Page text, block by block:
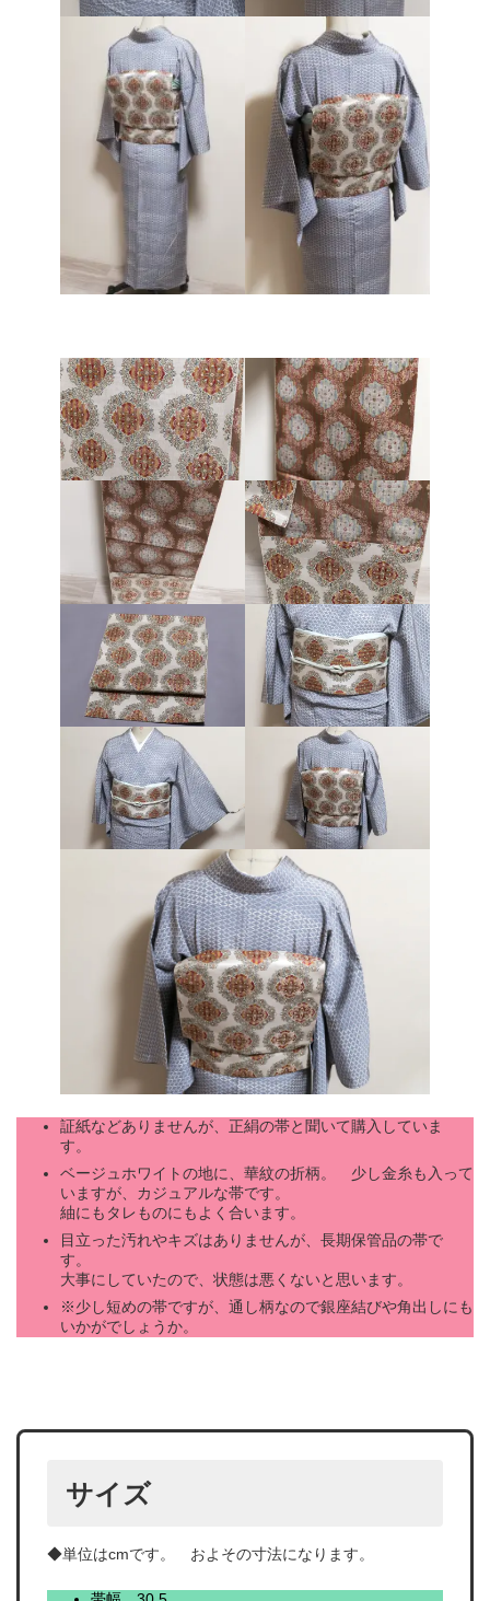
証紙などありませんが、正絹の帯と聞いて購入していま
す。
ベージュホワイトの地に、華紋の折柄。 少し金糸も入って
いますが、カジュアルな帯です。
紬にもタレものにもよく合います。
目立った汚れやキズはありませんが、長期保管品の帯で
す。
大事にしていたので、状態は悪くないと思います。
※少し短めの帯ですが、通し柄なので銀座結びや角出しにも
いかがでしょうか。
サイズ
◆単位はcmです。 およその寸法になります。